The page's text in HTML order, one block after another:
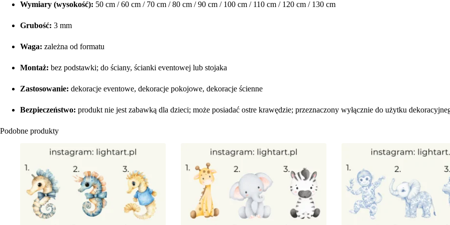
Wymiary (wysokość): 50 cm / 60 cm / 70 cm / 80 cm / 90 cm / 100 cm / 110 cm / 120 cm / 130 cm
Grubość: 3 mm
Waga: zależna od formatu
Montaż: bez podstawki; do ściany, ścianki eventowej lub stojaka
Zastosowanie: dekoracje eventowe, dekoracje pokojowe, dekoracje ścienne
Bezpieczeństwo: produkt nie jest zabawką dla dzieci; może posiadać ostre krawędzie; przeznaczony wyłącznie do użytku
Podobne produkty